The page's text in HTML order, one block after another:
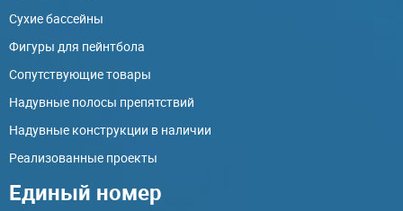
Сухие бассейны
Фигуры для пейнтбола
Сопутствующие товары
Надувные полосы препятствий
Надувные конструкции в наличии
Реализованные проекты
Единый номер